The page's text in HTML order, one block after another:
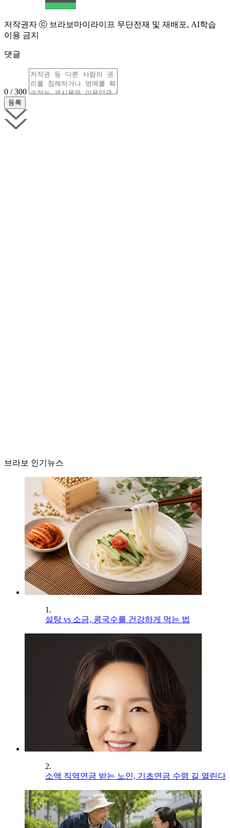
저작권자 ⓒ 브라보마이라이프 무단전재 및 재배포, AI학습
이용 금지
댓글
0 / 300
브라보 인기뉴스
1.
설탕 vs 소금, 콩국수를 건강하게 먹는 법
2.
소액 직역연금 받는 노인, 기초연금 수령 길 열린다